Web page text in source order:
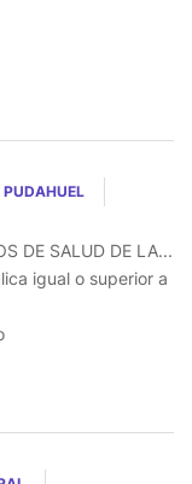
PUDAHUEL
DE SALUD DE LA...
igual o superior a